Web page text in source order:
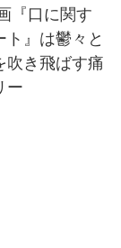
『口に関す
ト』は鬱々と
吹き飛ばす痛
ー